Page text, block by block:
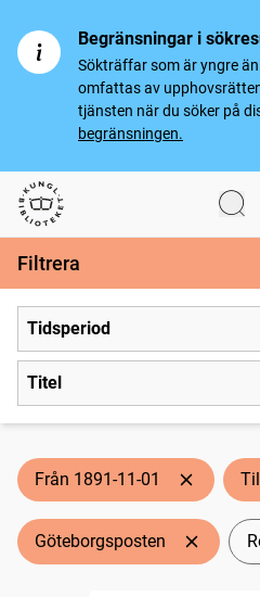
Begränsningar i
Sökträffar som är yngre
omfattas av
tjänsten när du söker på
begränsningen.
Svenska tidningar
Filtrera
Tidsperiod
Titel
Från 1891-11-01
Göteborgsposten